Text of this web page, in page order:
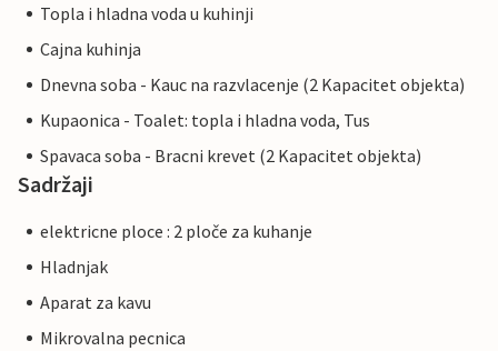
Topla i hladna voda u kuhinji
Cajna kuhinja
Dnevna soba - Kauc na razvlacenje (2 Kapacitet objekta)
Kupaonica - Toalet: topla i hladna voda, Tus
Spavaca soba - Bracni krevet (2 Kapacitet objekta)
Sadržaji
elektricne ploce : 2 ploče za kuhanje
Hladnjak
Aparat za kavu
Mikrovalna pecnica